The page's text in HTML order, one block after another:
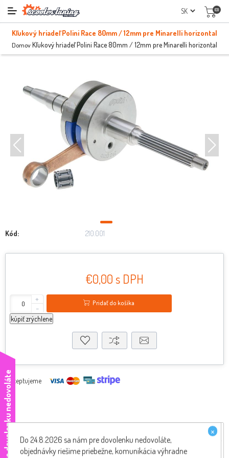
(0)
Kľukový hriadeľ Polini Race 80mm / 12mm pre Minarelli horizontal
DomovKľukový hriadeľ Polini Race 80mm / 12mm pre Minarelli horizontal
Kód: 210.001
€0,00 s DPH
+
-
Pridať do košíka
kúpiť zrýchlene
Akceptujeme
Iba registrovaní užívatelia môžu písať recenzie
e ×
Do 24.8.2026 sa nám pre dovolenku nedovoláte,
objednávky riešime priebežne, komunikácia výhradne